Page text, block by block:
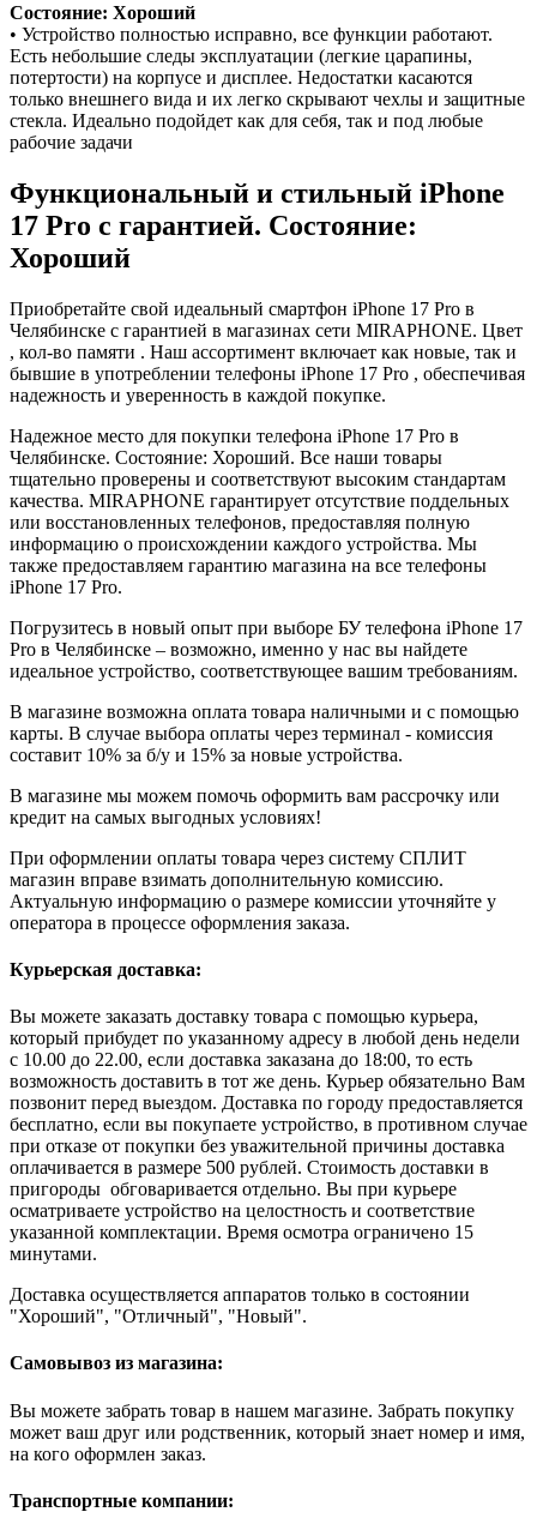
Состояние: Хороший
• Устройство полностью исправно, все функции работают.
Есть небольшие следы эксплуатации (легкие царапины,
потертости) на корпусе и дисплее. Недостатки касаются
только внешнего вида и их легко скрывают чехлы и защитные
стекла. Идеально подойдет как для себя, так и под любые
рабочие задачи
Функциональный и стильный iPhone
17 Pro с гарантией. Состояние:
Хороший
Приобретайте свой идеальный смартфон iPhone 17 Pro в
Челябинске с гарантией в магазинах сети MIRAPHONE. Цвет
, кол-во памяти . Наш ассортимент включает как новые, так и
бывшие в употреблении телефоны iPhone 17 Pro , обеспечивая
надежность и уверенность в каждой покупке.
Надежное место для покупки телефона iPhone 17 Pro в
Челябинске. Состояние: Хороший. Все наши товары
тщательно проверены и соответствуют высоким стандартам
качества. MIRAPHONE гарантирует отсутствие поддельных
или восстановленных телефонов, предоставляя полную
информацию о происхождении каждого устройства. Мы
также предоставляем гарантию магазина на все телефоны
iPhone 17 Pro.
Погрузитесь в новый опыт при выборе БУ телефона iPhone 17
Pro в Челябинске – возможно, именно у нас вы найдете
идеальное устройство, соответствующее вашим требованиям.
В магазине возможна оплата товара наличными и с помощью
карты. В случае выбора оплаты через терминал - комиссия
составит 10% за б/у и 15% за новые устройства.
В магазине мы можем помочь оформить вам рассрочку или
кредит на самых выгодных условиях!
При оформлении оплаты товара через систему СПЛИТ
магазин вправе взимать дополнительную комиссию.
Актуальную информацию о размере комиссии уточняйте у
оператора в процессе оформления заказа.
Курьерская доставка:
Вы можете заказать доставку товара с помощью курьера,
который прибудет по указанному адресу в любой день недели
с 10.00 до 22.00, если доставка заказана до 18:00, то есть
возможность доставить в тот же день. Курьер обязательно Вам
позвонит перед выездом. Доставка по городу предоставляется
бесплатно, если вы покупаете устройство, в противном случае
при отказе от покупки без уважительной причины доставка
оплачивается в размере 500 рублей. Стоимость доставки в
пригороды обговаривается отдельно. Вы при курьере
осматриваете устройство на целостность и соответствие
указанной комплектации. Время осмотра ограничено 15
минутами.
Доставка осуществляется аппаратов только в состоянии
"Хороший", "Отличный", "Новый".
Самовывоз из магазина:
Вы можете забрать товар в нашем магазине. Забрать покупку
может ваш друг или родственник, который знает номер и имя,
на кого оформлен заказ.
Транспортные компании: